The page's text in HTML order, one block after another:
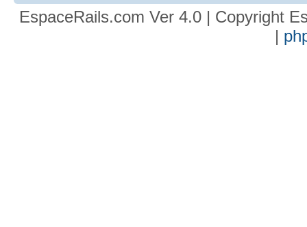
EspaceRails.com Ver 4.0 | Copyright
|